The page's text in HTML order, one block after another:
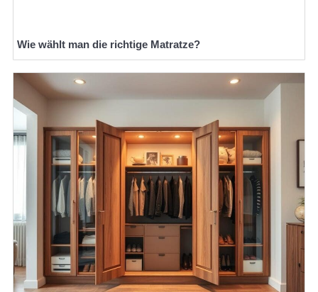
Wie wählt man die richtige Matratze?